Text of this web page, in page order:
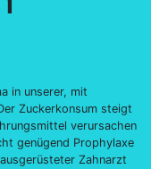
in unserer, mit
Zuckerkonsum steigt
verursachen
genügend Prophylaxe
Zahnarzt